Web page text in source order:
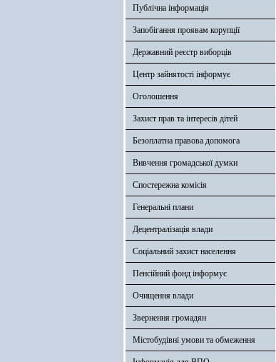
Публічна інформація
Запобігання проявам корупції
Державний реєстр виборців
Центр зайнятості інформує
Оголошення
Захист прав та інтересів дітей
Безоплатна правова допомога
Вивчення громадської думки
Спостережна комісія
Генеральні плани
Децентралізація влади
Соціальний захист населення
Пенсійний фонд інформує
Очищення влади
Звернення громадян
Містобудівні умови та обмеження